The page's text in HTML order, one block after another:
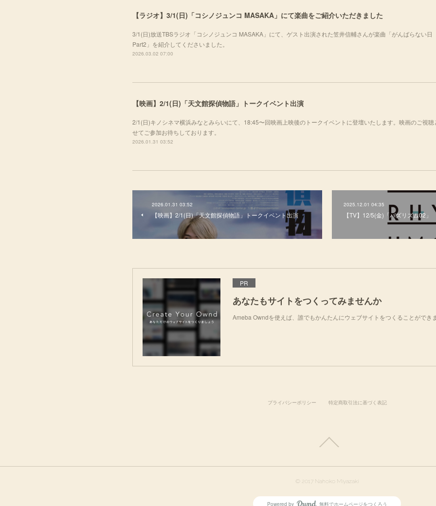
【ラジオ】3/1(日)「コシノジュンコ MASAKA」にて楽曲をご紹介いただきました
3/1(日)放送TBSラジオ「コシノジュンコ MASAKA」にて、ゲスト出演された笠井信輔さんが楽曲「がんばらない日
Part2」を紹介してくださいました。
2026.03.02 07:00
【映画】2/1(日)「天文館探偵物語」トークイベント出演
2/1(日)キノシネマ横浜みなとみらいにて、18:45〜回映画上映後のトークイベントに登壇いたします。映画のご視聴
せてご参加お待ちしております。
2026.01.31 03:52
2026.01.31 03:52
【映画】2/1(日)「天文館探偵物語」トークイベント出演
2025.12.01 04:35
【TV】12/5(金)「バズリズム02」
PR
あなたもサイトをつくってみませんか
Ameba Owndを使えば、誰でもかんたんにウェブサイトをつくることができ
プライバシーポリシー 特定商取引法に基づく表記
© 2017 Nahoko Miyazaki
Powered by 無料でホームページをつくろう